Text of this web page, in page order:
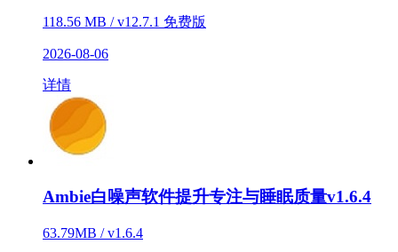
118.56 MB / v12.7.1 免费版
2026-08-06
详情
Ambie白噪声软件提升专注与睡眠质量v1.6.4
63.79MB / v1.6.4